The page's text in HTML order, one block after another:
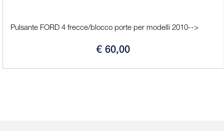
Pulsante FORD 4 frecce/blocco porte per modelli 2010-->
€ 60,00